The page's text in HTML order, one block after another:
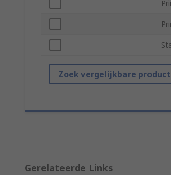
Zoek vergelijkbare
Gerelateerde Links